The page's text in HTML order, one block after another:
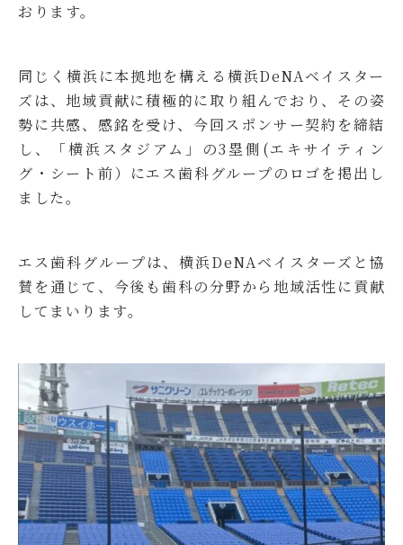
おります。
同じく横浜に本拠地を構える横浜DeNAベイスター
ズは、地域貢献に積極的に取り組んでおり、その姿
勢に共感、感銘を受け、今回スポンサー契約を締結
し、「横浜スタジアム」の3塁側(エキサイティン
グ・シート前）にエス歯科グループのロゴを掲出し
ました。
エス歯科グループは、横浜DeNAベイスターズと協
賛を通じて、今後も歯科の分野から地域活性に貢献
してまいります。